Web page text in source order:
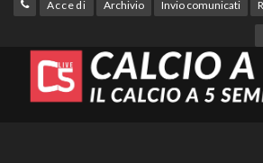
Accedi Archivio Invio comunicati